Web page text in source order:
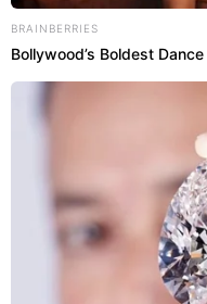
BRAINBERRIES
Bollywood’s Boldest